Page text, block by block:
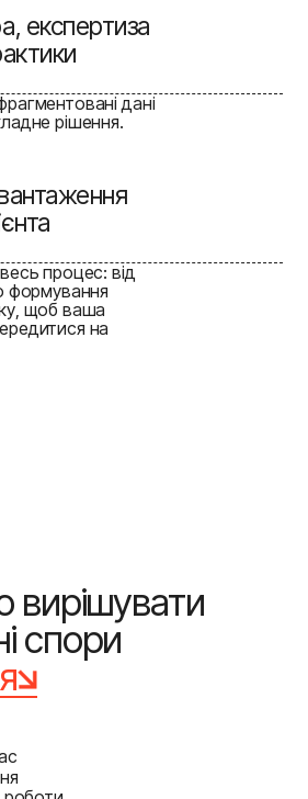
експертиза
дані
рішення.
процес: від
формування
щоб ваша
на
вирішувати
спори